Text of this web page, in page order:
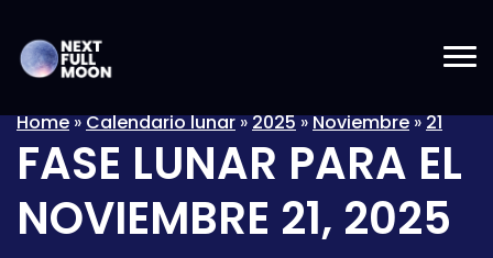
Home»Calendario lunar»2025»Noviembre»21
FASE LUNAR PARA EL
NOVIEMBRE 21, 2025